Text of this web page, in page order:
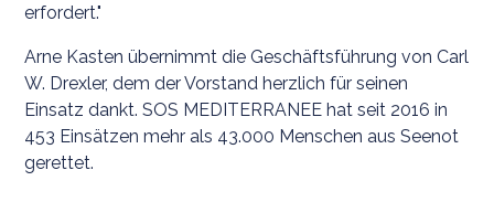
erfordert."
Arne Kasten übernimmt die Geschäftsführung von Carl
W. Drexler, dem der Vorstand herzlich für seinen
Einsatz dankt. SOS MEDITERRANEE hat seit 2016 in
453 Einsätzen mehr als 43.000 Menschen aus Seenot
gerettet.